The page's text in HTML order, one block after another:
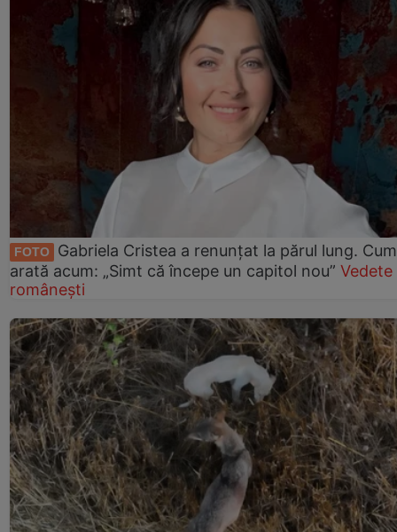
FOTO
Gabriela Cristea a renunțat la părul lung. Cum
arată acum: „Simt că începe un capitol nou” Vedete
românești